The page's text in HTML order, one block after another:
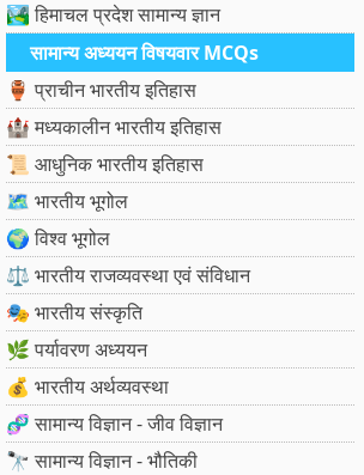
🏞️ हिमाचल प्रदेश सामान्य ज्ञान
सामान्य अध्ययन विषयवार MCQs
🏺 प्राचीन भारतीय इतिहास
🏰 मध्यकालीन भारतीय इतिहास
📜 आधुनिक भारतीय इतिहास
🗺️ भारतीय भूगोल
🌍 विश्व भूगोल
⚖️ भारतीय राजव्यवस्था एवं संविधान
🎭 भारतीय संस्कृति
🌿 पर्यावरण अध्ययन
💰 भारतीय अर्थव्यवस्था
🧬 सामान्य विज्ञान - जीव विज्ञान
🔭 सामान्य विज्ञान - भौतिकी